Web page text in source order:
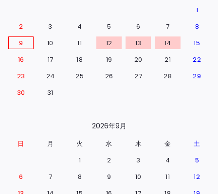
1
2
3 4 5 6 7
8
9
10 11 12 13 14
15
16
17 18 19 20 21
22
23
24 25 26 27 28
29
30
31
2026年9月
日 月 火 水 木 金
土
1
2 3 4
5
6
7 8 9 10 11
12